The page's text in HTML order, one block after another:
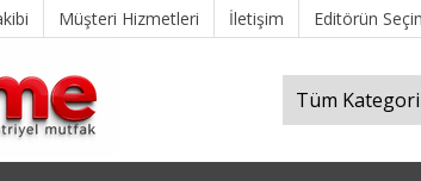
Müşteri Hizmetleri İletişim Editörün